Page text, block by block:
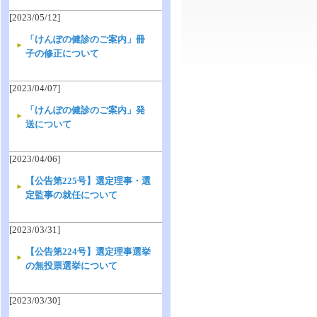
[2023/05/12]
「けんぽの健診のご案内」冊
子の修正について
[2023/04/07]
「けんぽの健診のご案内」発
送について
[2023/04/06]
【公告第225号】選定理事・選
定監事の就任について
[2023/03/31]
【公告第224号】選定理事選挙
の無投票選挙について
[2023/03/30]